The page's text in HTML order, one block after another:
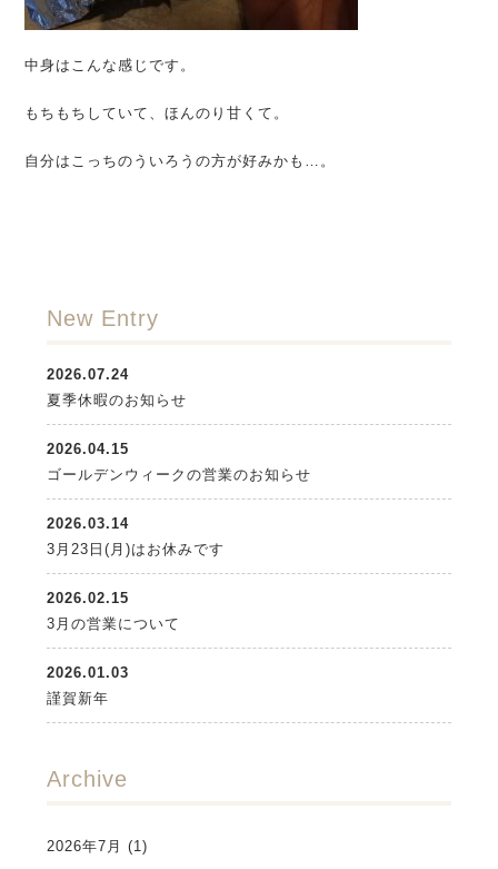
中身はこんな感じです。
もちもちしていて、ほんのり甘くて。
自分はこっちのういろうの方が好みかも…。
New Entry
2026.07.24
夏季休暇のお知らせ
2026.04.15
ゴールデンウィークの営業のお知らせ
2026.03.14
3月23日(月)はお休みです
2026.02.15
3月の営業について
2026.01.03
謹賀新年
Archive
2026年7月 (1)